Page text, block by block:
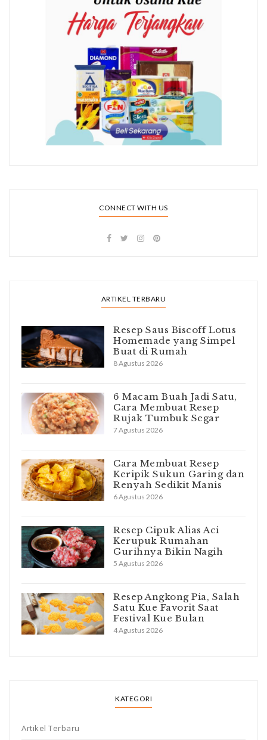
CONNECT WITH US
ARTIKEL TERBARU
Resep Saus Biscoff Lotus
Homemade yang Simpel
Buat di Rumah
8 Agustus 2026
6 Macam Buah Jadi Satu,
Cara Membuat Resep
Rujak Tumbuk Segar
7 Agustus 2026
Cara Membuat Resep
Keripik Sukun Garing dan
Renyah Sedikit Manis
6 Agustus 2026
Resep Cipuk Alias Aci
Kerupuk Rumahan
Gurihnya Bikin Nagih
5 Agustus 2026
Resep Angkong Pia, Salah
Satu Kue Favorit Saat
Festival Kue Bulan
4 Agustus 2026
KATEGORI
Artikel Terbaru